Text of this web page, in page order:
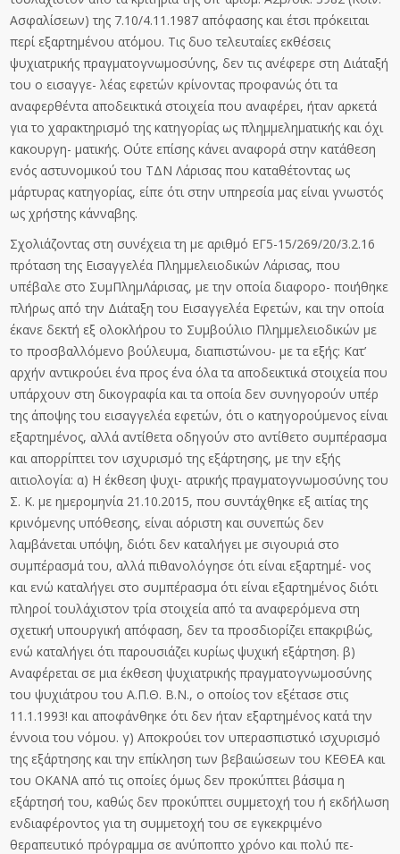
Ασφαλίσεων) της 7.10/4.11.1987 απόφασης και έτσι πρόκειται
περί εξαρτημένου ατόμου. Τις δυο τελευταίες εκθέσεις
ψυχιατρικής πραγματογνωμοσύνης, δεν τις ανέφερε στη Διάταξή
του ο εισαγγε- λέας εφετών κρίνοντας προφανώς ότι τα
αναφερθέντα αποδεικτικά στοιχεία που αναφέρει, ήταν αρκετά
για το χαρακτηρισμό της κατηγορίας ως πλημμεληματικής και όχι
κακουργη- ματικής. Ούτε επίσης κάνει αναφορά στην κατάθεση
ενός αστυνομικού του ΤΔΝ Λάρισας που καταθέτοντας ως
μάρτυρας κατηγορίας, είπε ότι στην υπηρεσία μας είναι γνωστός
ως χρήστης κάνναβης.
Σχολιάζοντας στη συνέχεια τη με αριθμό ΕΓ5-15/269/20/3.2.16
πρόταση της Εισαγγελέα Πλημμελειοδικών Λάρισας, που
υπέβαλε στο ΣυμΠλημΛάρισας, με την οποία διαφορο- ποιήθηκε
πλήρως από την Διάταξη του Εισαγγελέα Εφετών, και την οποία
έκανε δεκτή εξ ολοκλήρου το Συμβούλιο Πλημμελειοδικών με
το προσβαλλόμενο βούλευμα, διαπιστώνου- με τα εξής: Κατ’
αρχήν αντικρούει ένα προς ένα όλα τα αποδεικτικά στοιχεία που
υπάρχουν στη δικογραφία και τα οποία δεν συνηγορούν υπέρ
της άποψης του εισαγγελέα εφετών, ότι ο κατηγορούμενος είναι
εξαρτημένος, αλλά αντίθετα οδηγούν στο αντίθετο συμπέρασμα
και απορρίπτει τον ισχυρισμό της εξάρτησης, με την εξής
αιτιολογία: α) Η έκθεση ψυχι- ατρικής πραγματογνωμοσύνης του
Σ. Κ. με ημερομηνία 21.10.2015, που συντάχθηκε εξ αιτίας της
κρινόμενης υπόθεσης, είναι αόριστη και συνεπώς δεν
λαμβάνεται υπόψη, διότι δεν καταλήγει με σιγουριά στο
συμπέρασμά του, αλλά πιθανολόγησε ότι είναι εξαρτημέ- νος
και ενώ καταλήγει στο συμπέρασμα ότι είναι εξαρτημένος διότι
πληροί τουλάχιστον τρία στοιχεία από τα αναφερόμενα στη
σχετική υπουργική απόφαση, δεν τα προσδιορίζει επακριβώς,
ενώ καταλήγει ότι παρουσιάζει κυρίως ψυχική εξάρτηση. β)
Αναφέρεται σε μια έκθεση ψυχιατρικής πραγματογνωμοσύνης
του ψυχιάτρου του Α.Π.Θ. Β.Ν., ο οποίος τον εξέτασε στις
11.1.1993! και αποφάνθηκε ότι δεν ήταν εξαρτημένος κατά την
έννοια του νόμου. γ) Αποκρούει τον υπερασπιστικό ισχυρισμό
της εξάρτησης και την επίκληση των βεβαιώσεων του ΚΕΘΕΑ και
του ΟΚΑΝΑ από τις οποίες όμως δεν προκύπτει βάσιμα η
εξάρτησή του, καθώς δεν προκύπτει συμμετοχή του ή εκδήλωση
ενδιαφέροντος για τη συμμετοχή του σε εγκεκριμένο
θεραπευτικό πρόγραμμα σε ανύποπτο χρόνο και πολύ πε-